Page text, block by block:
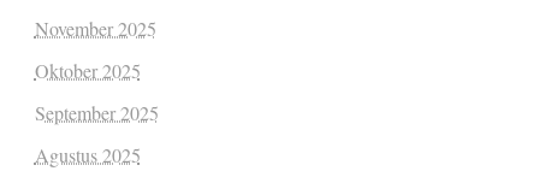
November 2025
Oktober 2025
September 2025
Agustus 2025